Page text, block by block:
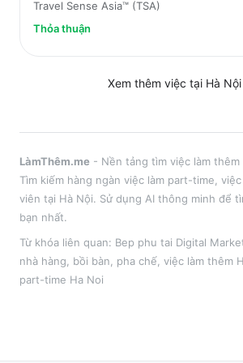
Travel Sense Asia™ (TSA)
Thỏa thuận
Xem thêm việc tại Hà Nội
LàmThêm.me - Nền tảng tìm việc làm thêm
Tìm kiếm hàng ngàn việc làm part-time,
viên tại Hà Nội. Sử dụng AI thông minh để
bạn nhất.
Từ khóa liên quan: Bep phu tai Digital
nhà hàng, bồi bàn, pha chế , việc làm thêm
part-time Ha Noi